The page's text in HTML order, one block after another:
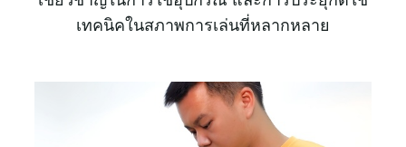
เทคนิคในสภาพการเล่นที่หลากหลาย